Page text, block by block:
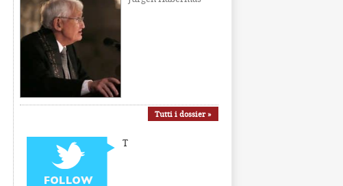
Tutti i dossier »
T